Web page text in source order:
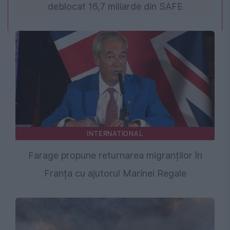
deblocat 16,7 miliarde din SAFE
INTERNATIONAL
Farage propune returnarea migranților în
Franța cu ajutorul Marinei Regale